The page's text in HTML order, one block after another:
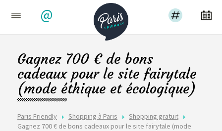
@
Paris Friendly Shopping à Paris
Shopping gratuit
Gagnez 700 € de bons cadeaux pour le site fairytale (mode
Gagnez 700 € de bons
cadeaux pour le site fairytale
(mode éthique et écologique)